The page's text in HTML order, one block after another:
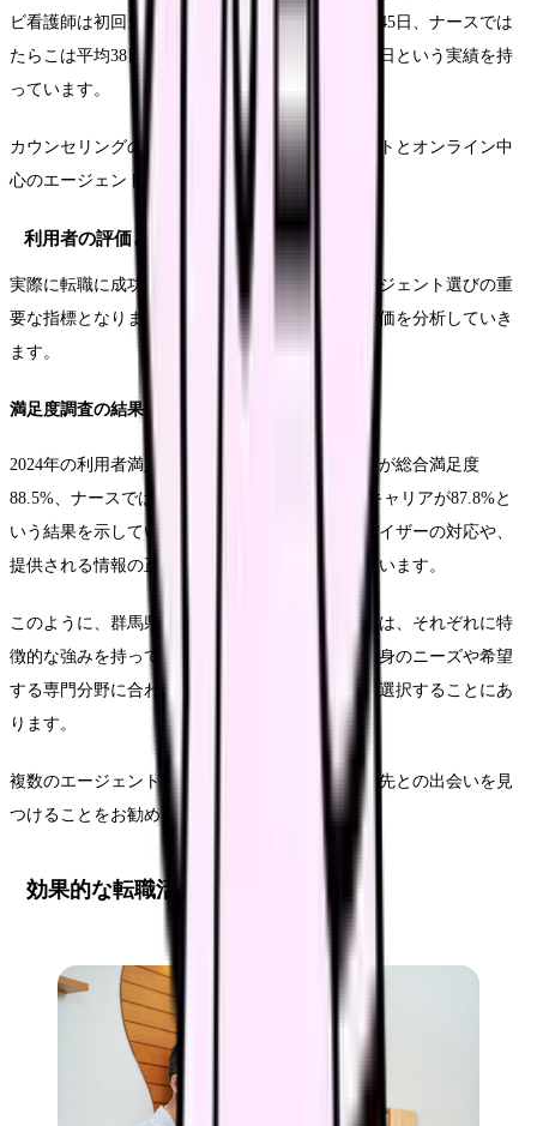
ビ看護師は初回カウンセリングから内定まで平均45日、ナースでは
たらこは平均38日、メディカルキャリアは平均42日という実績を持
っています。
カウンセリングの方法も、対面重視のエージェントとオンライン中
心のエージェントで異なります。
利用者の評価と満足度
実際に転職に成功した看護師からの評価も、エージェント選びの重
要な指標となります。各エージェントの利用者評価を分析していき
ます。
満足度調査の結果
2024年の利用者満足度調査では、マイナビ看護師が総合満足度
88.5%、ナースではたらこが86.2%、メディカルキャリアが87.8%と
いう結果を示しています。特に、キャリアアドバイザーの対応や、
提供される情報の正確性において高い評価を得ています。
このように、群馬県内の看護師転職エージェントは、それぞれに特
徴的な強みを持っています。転職成功の鍵は、自身のニーズや希望
する専門分野に合わせて、最適なエージェントを選択することにあ
ります。
複数のエージェントを比較検討し、より良い転職先との出会いを見
つけることをお勧めします。
効果的な転職活動の進め方